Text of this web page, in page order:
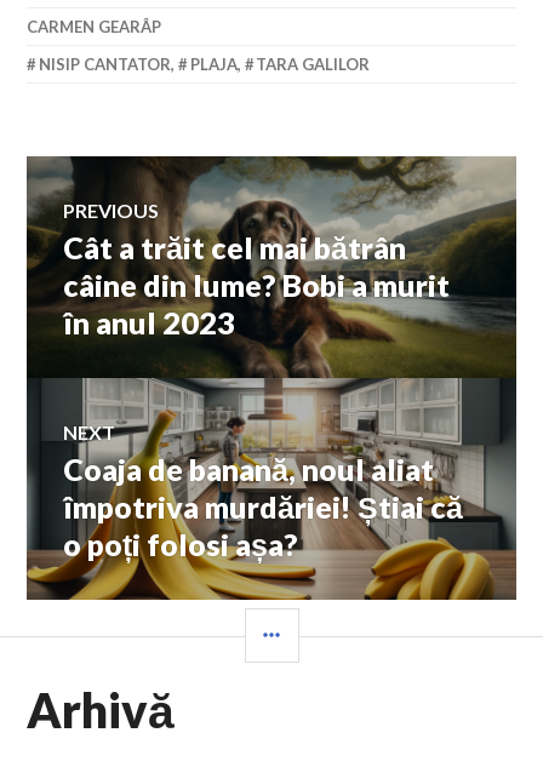
CARMEN GEARÂP
NISIP CANTATOR, PLAJA, TARA GALILOR
Navigare
în
articole
PREVIOUS
Previous
post:
Cât a trăit cel mai bătrân
câine din lume? Bobi a murit
în anul 2023
NEXT
Next
post:
Coaja de banană, noul aliat
împotriva murdăriei! Știai că
o poți folosi așa?
Arhivă